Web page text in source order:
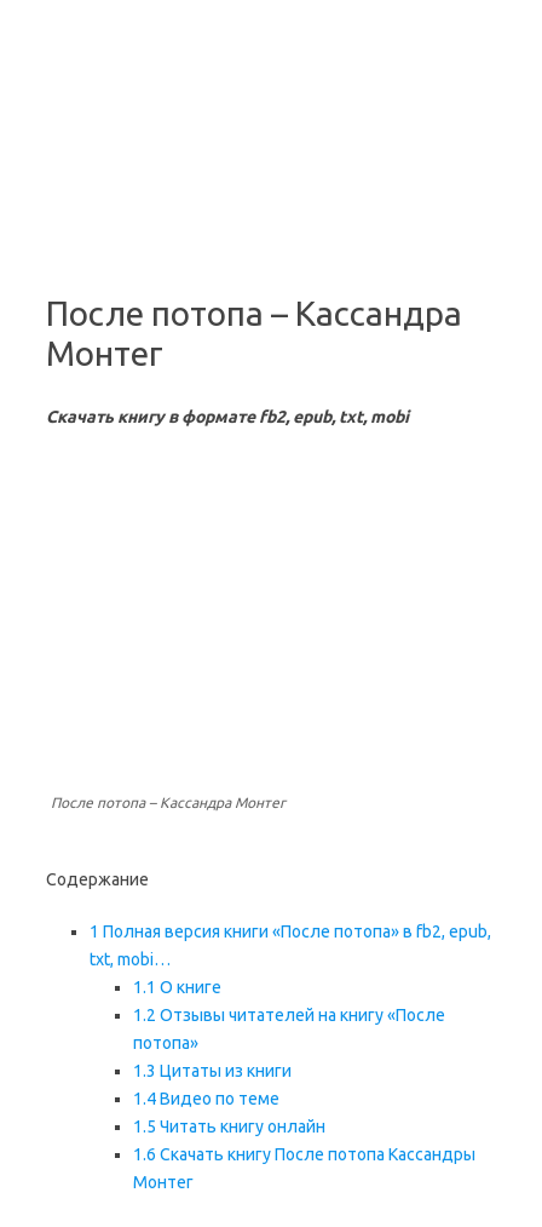
После потопа – Кассандра
Монтег
Скачать книгу в формате fb2, epub, txt, mobi
После потопа – Кассандра Монтег
Содержание
1 Полная версия книги «После потопа» в fb2, epub,
txt, mobi…
1.1 О книге
1.2 Отзывы читателей на книгу «После
потопа»
1.3 Цитаты из книги
1.4Видео по теме
1.5 Читать книгу онлайн
1.6 Скачать книгу После потопа Кассандры
Монтег